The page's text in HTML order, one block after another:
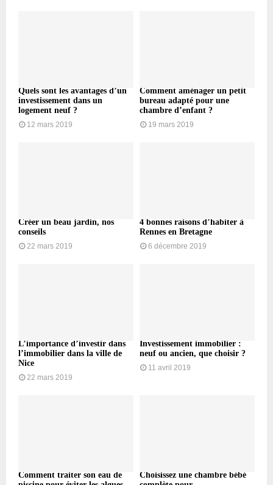
Quels sont les avantages d’un
investissement dans un
logement neuf ?
12 mars 2019
Comment aménager un petit
bureau adapté pour une
chambre d’enfant ?
19 mars 2019
Créer un beau jardin, nos
conseils
22 mars 2019
4 bonnes raisons d’habiter à
Rennes en Bretagne
6 décembre 2019
L’importance d’investir dans
l’immobilier dans la ville de
Nice
22 mars 2019
Investissement immobilier :
neuf ou ancien, que choisir ?
11 avril 2019
Comment traiter son eau de
Choisissez une chambre bébé